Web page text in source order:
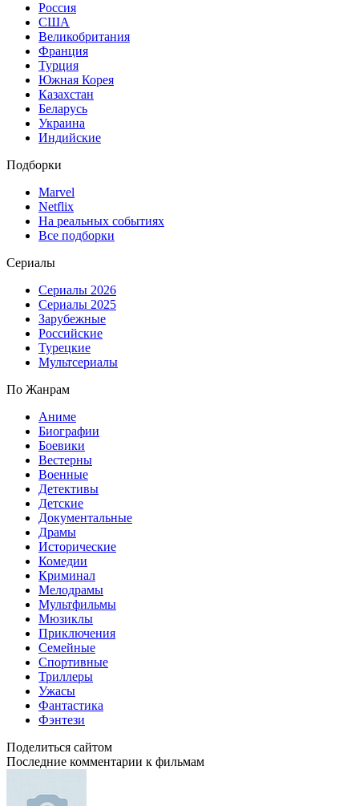
Россия
США
Великобритания
Франция
Турция
Южная Корея
Казахстан
Беларусь
Украина
Индийские
Подборки
Marvel
Netflix
На реальных событиях
Все подборки
Сериалы
Сериалы 2026
Сериалы 2025
Зарубежные
Российские
Турецкие
Мультсериалы
По Жанрам
Аниме
Биографии
Боевики
Вестерны
Военные
Детективы
Детские
Документальные
Драмы
Исторические
Комедии
Криминал
Мелодрамы
Мультфильмы
Мюзиклы
Приключения
Семейные
Спортивные
Триллеры
Ужасы
Фантастика
Фэнтези
Поделиться сайтом
Последние комментарии к фильмам